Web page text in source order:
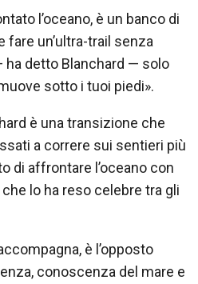
l’oceano, è un banco di
fare un’ultra-trail senza
detto Blanchard — solo
sotto i tuoi piedi».
è una transizione che
a correre sui sentieri più
di affrontare l’oceano con
lo ha reso celebre tra gli
è l’opposto
conoscenza del mare e